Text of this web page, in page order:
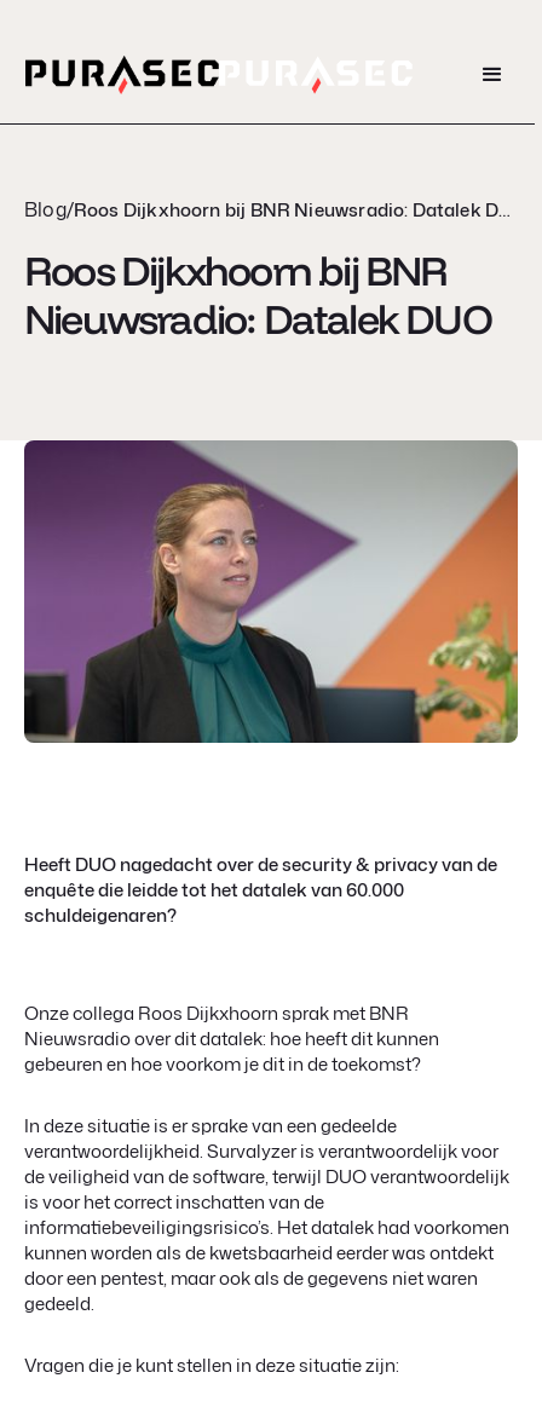
Blog/ Roos Dijkxhoorn bij BNR Nieuwsradio: Datalek DUO
Roos Dijkxhoorn bij BNR
Nieuwsradio: Datalek DUO
Heeft DUO nagedacht over de security & privacy van de
enquête die leidde tot het datalek van 60.000
schuldeigenaren?
Onze collega Roos Dijkxhoorn sprak met BNR
Nieuwsradio over dit datalek: hoe heeft dit kunnen
gebeuren en hoe voorkom je dit in de toekomst?
In deze situatie is er sprake van een gedeelde
verantwoordelijkheid. Survalyzer is verantwoordelijk voor
de veiligheid van de software, terwijl DUO verantwoordelijk
is voor het correct inschatten van de
informatiebeveiligingsrisico’s. Het datalek had voorkomen
kunnen worden als de kwetsbaarheid eerder was ontdekt
door een pentest, maar ook als de gegevens niet waren
gedeeld.
Vragen die je kunt stellen in deze situatie zijn: